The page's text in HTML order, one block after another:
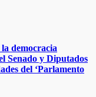
democracia
Senado y Diputados
del ‘Parlamento